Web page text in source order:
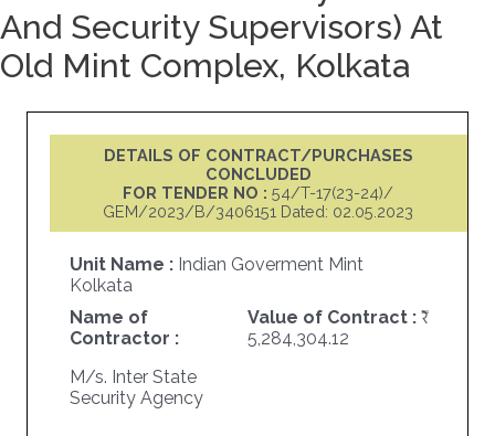
And Security Supervisors) At
Old Mint Complex, Kolkata
DETAILS OF CONTRACT/PURCHASES
CONCLUDED
FOR TENDER NO :54/T-17(23-24)/
GEM/2023/B/3406151 Dated: 02.05.2023
Unit Name : Indian Goverment Mint
Kolkata
Name of
Contractor :
M/s. Inter State
Security Agency
Value of Contract :
5,284,304.12